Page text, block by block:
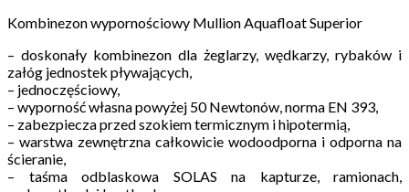
Kombinezon wypornościowy Mullion Aquafloat Superior
– doskonały kombinezon dla żeglarzy, wędkarzy, rybaków i
załóg jednostek pływających,
– jednoczęściowy,
– wyporność własna powyżej 50 Newtonów, norma EN 393,
– zabezpiecza przed szokiem termicznym i hipotermią,
– warstwa zewnętrzna całkowicie wodoodporna i odporna na
ścieranie,
– taśma odblaskowa SOLAS na kapturze, ramionach,